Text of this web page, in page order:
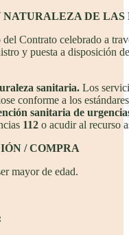
NATURALEZA DE LAS
Contrato celebrado a
y puesta a disposición
sanitaria. Los
conforme a los
sanitaria de
112 o acudir al recurso
/ COMPRA
mayor de edad.